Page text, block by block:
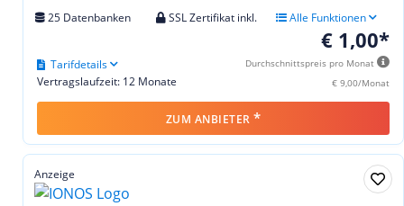
25 Datenbanken SSL Zertifikat inkl. Alle Funktionen
€ 1,00*
Durchschnittspreis pro Monat
€ 9,00/Monat
Vertragslaufzeit: 12 Monate
Tarifdetails
ZUM ANBIETER *
Anzeige